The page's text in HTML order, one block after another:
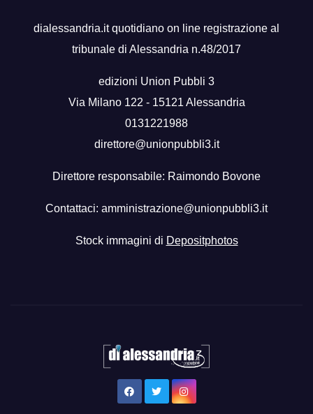
dialessandria.it quotidiano on line registrazione al
tribunale di Alessandria n.48/2017
edizioni Union Pubbli 3
Via Milano 122 - 15121 Alessandria
0131221988
direttore@unionpubbli3.it
Direttore responsabile: Raimondo Bovone
Contattaci: amministrazione@unionpubbli3.it
Stock immagini di Depositphotos